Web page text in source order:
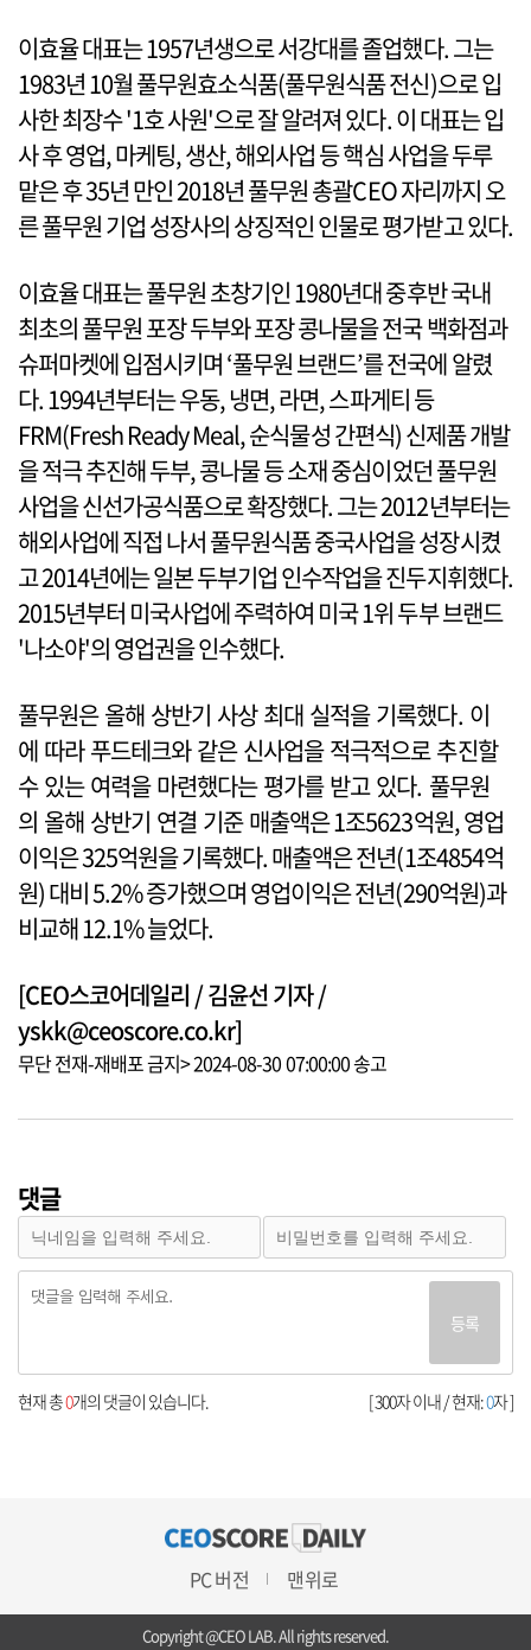
이효율 대표는 1957년생으로 서강대를 졸업했다. 그는
1983년 10월 풀무원효소식품(풀무원식품 전신)으로 입
사한 최장수 '1호 사원'으로 잘 알려져 있다. 이 대표는 입
사 후 영업, 마케팅, 생산, 해외사업 등 핵심 사업을 두루
맡은 후 35년 만인 2018년 풀무원 총괄CEO 자리까지 오
른 풀무원 기업 성장사의 상징적인 인물로 평가받고 있다.
이효율 대표는 풀무원 초창기인 1980년대 중후반 국내
최초의 풀무원 포장 두부와 포장 콩나물을 전국 백화점과
슈퍼마켓에 입점시키며 ‘풀무원 브랜드’를 전국에 알렸
다. 1994년부터는 우동, 냉면, 라면, 스파게티 등
FRM(Fresh Ready Meal, 순식물성 간편식) 신제품 개발
을 적극 추진해 두부, 콩나물 등 소재 중심이었던 풀무원
사업을 신선가공식품으로 확장했다. 그는 2012년부터는
해외사업에 직접 나서 풀무원식품 중국사업을 성장시켰
고 2014년에는 일본 두부기업 인수작업을 진두지휘했다.
2015년부터 미국사업에 주력하여 미국 1위 두부 브랜드
'나소야'의 영업권을 인수했다.
풀무원은 올해 상반기 사상 최대 실적을 기록했다. 이
에 따라 푸드테크와 같은 신사업을 적극적으로 추진할
수 있는 여력을 마련했다는 평가를 받고 있다. 풀무원
의 올해 상반기 연결 기준 매출액은 1조5623억원, 영업
이익은 325억원을 기록했다. 매출액은 전년(1조4854억
원) 대비 5.2% 증가했으며 영업이익은 전년(290억원)과
비교해 12.1% 늘었다.
[CEO스코어데일리 / 김윤선 기자 /
yskk@ceoscore.co.kr]
무단 전재-재배포 금지> 2024-08-30 07:00:00 송고
댓글
등록
[ 300자 이내 / 현재:0자 ]
현재 총0개의 댓글이 있습니다.
PC 버전 맨위로
Copyright @CEO LAB. All rights reserved.